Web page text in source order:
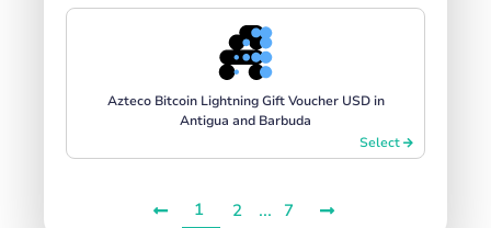
Azteco Bitcoin Lightning Gift Voucher USD in
Antigua and Barbuda
Select
1 2 ... 7